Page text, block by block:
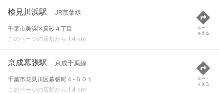
検見川浜駅 JR京葉線
千葉市美浜区真砂４丁目
このページの店舗から 1.4 km
ルート
を見る
京成幕張駅 京成千葉線
千葉市花見川区幕張町４-６０１
このページの店舗から 1.4 km
ルート
を見る